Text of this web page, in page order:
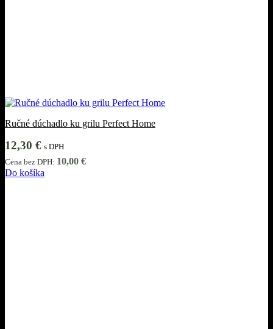
Ručné dúchadlo ku grilu Perfect Home
12,30 € s DPH
Cena bez DPH: 10,00 €
Do košíka